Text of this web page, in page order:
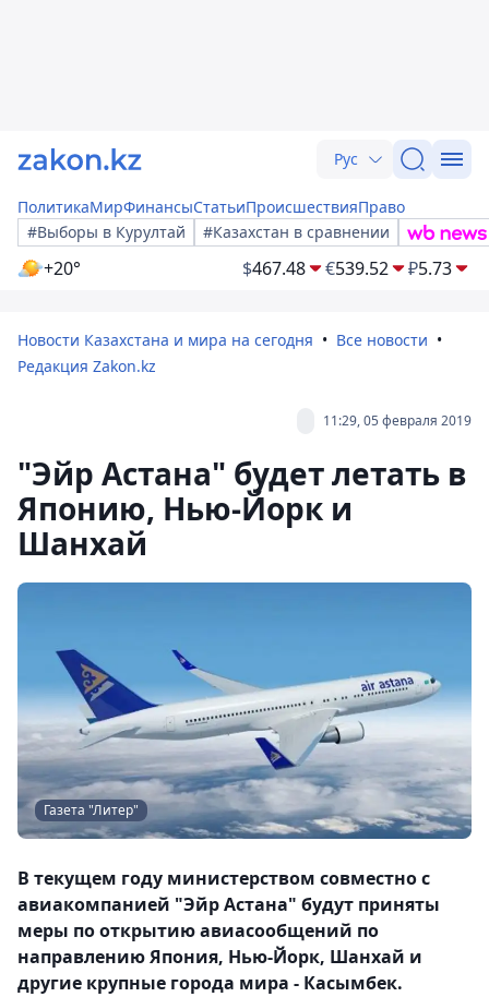
Рус
ПолитикаМирФинансыСтатьиПроисшествияПраво
#Выборы в Курултай
#Казахстан в сравнении
+20° $467.48 €539.52 ₽5.73
Новости Казахстана и мира на сегодня
Все новости
Редакция Zakon.kz
11:29, 05 февраля 2019
"Эйр Астана" будет летать в
Японию, Нью-Йорк и
Шанхай
Газета "Литер"
В текущем году министерством совместно с
авиакомпанией "Эйр Астана" будут приняты
меры по открытию авиасообщений по
направлению Япония, Нью-Йорк, Шанхай и
другие крупные города мира - Касымбек.